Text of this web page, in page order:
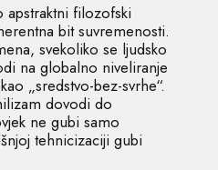
apstraktni filozofski
bit suvremenosti.
svekoliko se ljudsko
na globalno niveliranje
„sredstvo-bez-svrhe“.
dovodi do
ne gubi samo
tehnicizaciji gubi